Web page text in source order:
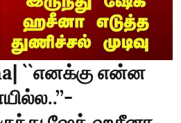
``எனக்கு என்ன